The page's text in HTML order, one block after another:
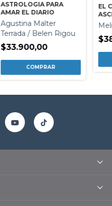
ASTROLOGIA PARA
AMAR EL DIARIO
Agustina Malter
Terrada / Belen Rigou
$33.900,00
EL